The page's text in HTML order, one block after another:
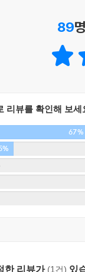
과 단절되는 경험
졌다. 학교나 직장
오피스의 도입으
시로 이주나 부분
. 저자는 각 지방
다. 서울을 모방
물고 싶은 이유나
89
리뷰를 확인해 보세
67%
한 리뷰가 (1건) 있